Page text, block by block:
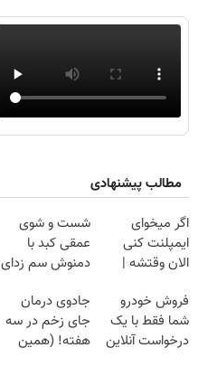
مطالب پیشنهادی
اگر میخوای
ایمپلنت کنی
الان وقتشه |
میلیون تومان!!!
شست و شوی
عمقی کبد با
دمنوش سم زدای
فروش خودرو
شما فقط با یک
درخواست آنلاین
جادوی درمان
جای زخم در سه
هفته! (همین